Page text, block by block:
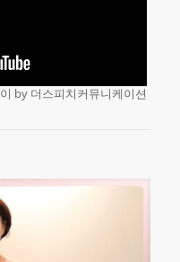
by 더스피치커뮤니케이션